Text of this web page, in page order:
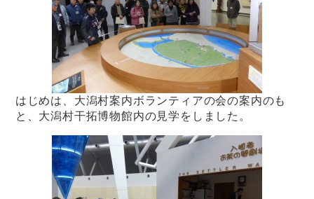
はじめは、大潟村案内ボランティアの会の案内のも
と、大潟村干拓博物館内の見学をしました。